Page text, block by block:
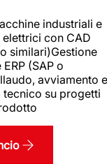
industriali e
con CAD
similari)Gestione
(SAP o
avviamento e
su progetti